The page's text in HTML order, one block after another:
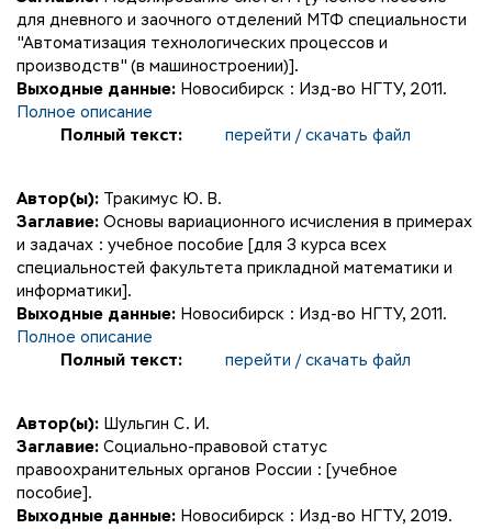
для дневного и заочного отделений МТФ специальности
"Автоматизация технологических процессов и
производств" (в машиностроении)].
Выходные данные: Новосибирск : Изд-во НГТУ, 2011.
Полное описание
Полный текст:
перейти / скачать файл
Автор(ы): Тракимус Ю. В.
Заглавие: Основы вариационного исчисления в примерах
и задачах : учебное пособие [для 3 курса всех
специальностей факультета прикладной математики и
информатики].
Выходные данные: Новосибирск : Изд-во НГТУ, 2011.
Полное описание
Полный текст:
перейти / скачать файл
Автор(ы): Шульгин С. И.
Заглавие: Социально-правовой статус
правоохранительных органов России : [учебное
пособие].
Выходные данные: Новосибирск : Изд-во НГТУ, 2019.